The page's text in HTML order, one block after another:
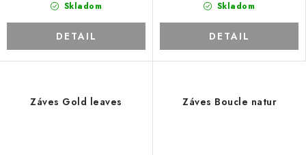
Skladom
DETAIL
Skladom
DETAIL
Záves Gold leaves Záves Boucle natur